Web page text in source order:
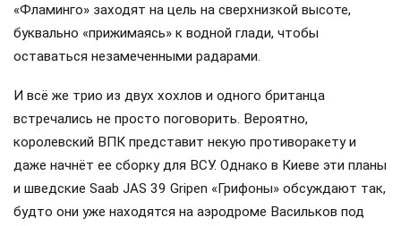
«Фламинго» заходят на цель на сверхнизкой высоте,
буквально «прижимаясь» к водной глади, чтобы
оставаться незамеченными радарами.
И всё же трио из двух хохлов и одного британца
встречались не просто поговорить. Вероятно,
королевский ВПК представит некую противоракету и
даже начнёт ее сборку для ВСУ. Однако в Киеве эти планы
и шведские Saab JAS 39 Gripen «Грифоны» обсуждают так,
будто они уже находятся на аэродроме Васильков под